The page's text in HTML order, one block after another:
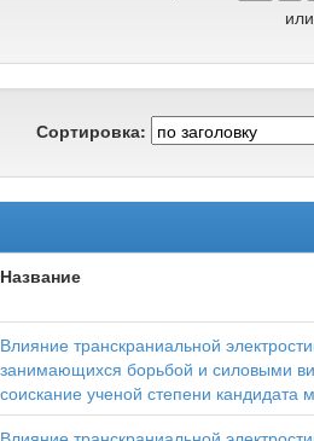
Сортировка:
Название
Влияние транскраниальной
занимающихся борьбой и силовыми
соискание ученой степени кандидата